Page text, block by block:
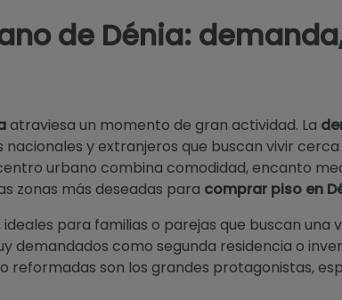
de Dénia:
atraviesa un momento de gran actividad. La
y extranjeros que buscan vivir
urbano combina comodidad, encanto
zonas más deseadas para comprar piso en
para familias o parejas que buscan una
como segunda residencia o
reformadas son los grandes protagonistas,